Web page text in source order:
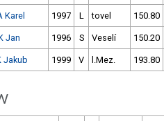
Karel 1997 L tovel 150.80
Jan 1996 S Veselí 150.20
Jakub 1999 V l.Mez. 193.80